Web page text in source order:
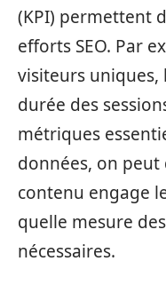
(KPI) permettent
efforts SEO. Par
visiteurs
durée des
métriques
données, on
contenu engage
quelle mesure
nécessaires.